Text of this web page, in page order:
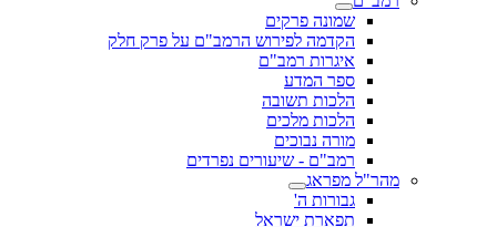
שמונה פרקים
הקדמה לפירוש הרמב"ם על פרק חלק
איגרות רמב"ם
ספר המדע
הלכות תשובה
הלכות מלכים
מורה נבוכים
רמב"ם - שיעורים נפרדים
מהר"ל מפראג
גבורות ה'
תפארת ישראל